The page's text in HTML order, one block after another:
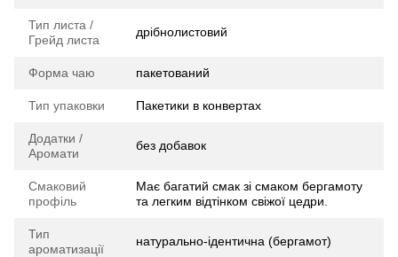
Тип листа /
Грейд листа
дрібнолистовий
Форма чаю пакетований
Тип упаковки Пакетики в конвертах
Додатки /
Аромати
без добавок
Смаковий
профіль
Має багатий смак зі смаком бергамоту
та легким відтінком свіжої цедри.
Тип
ароматизації
натурально-ідентична (бергамот)